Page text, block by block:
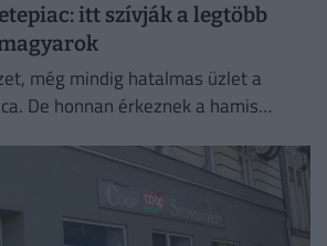
itt szívják a legtöbb
még mindig hatalmas üzlet a
De honnan érkeznek a hamis